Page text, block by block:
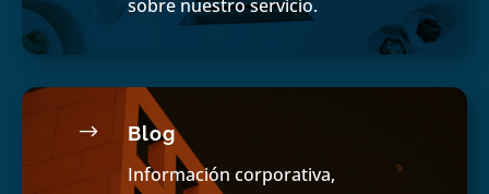
sobre nuestro servicio.
$ Blog
Información corporativa,